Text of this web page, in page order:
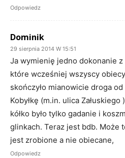
Odpowiedz
Dominik
29 sierpnia 2014 W 15:51
Ja wymienię jedno dokonanie
które wcześniej wszyscy
skończyło mianowicie droga
Kobyłkę (m.in. ulica
kółko było tylko gadanie i
glinkach. Teraz jest bdb. Może
jest zrobione a nie obiecane,
Odpowiedz